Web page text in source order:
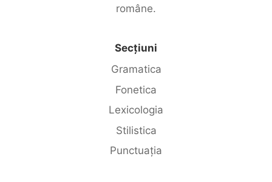
române.
Secțiuni
Gramatica
Fonetica
Lexicologia
Stilistica
Punctuația